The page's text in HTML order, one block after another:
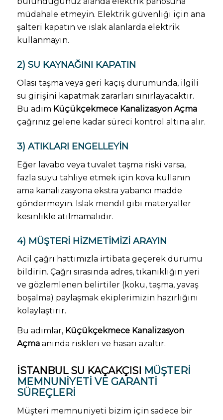
müdahale etmeyin. Elektrik güvenliği için ana
şalteri kapatın ve ıslak alanlarda elektrik
kullanmayın.
2) SU KAYNAĞINI KAPATIN
Olası taşma veya geri kaçış durumunda, ilgili
su girişini kapatmak zararları sınırlayacaktır.
Bu adım Küçükçekmece Kanalizasyon Açma
çağrınız gelene kadar süreci kontrol altına alır.
3) ATIKLARI ENGELLEYIN
Eğer lavabo veya tuvalet taşma riski varsa,
fazla suyu tahliye etmek için kova kullanın
ama kanalizasyona ekstra yabancı madde
göndermeyin. Islak mendil gibi materyaller
kesinlikle atılmamalıdır.
4) MÜŞTERI HIZMETIMIZI ARAYIN
Acil çağrı hattımızla irtibata geçerek durumu
bildirin. Çağrı sırasında adres, tıkanıklığın yeri
ve gözlemlenen belirtiler (koku, taşma, yavaş
boşalma) paylaşmak ekiplerimizin hazırlığını
kolaylaştırır.
Bu adımlar, Küçükçekmece Kanalizasyon
Açmaanında riskleri ve hasarı azaltır.
İSTANBUL SU KAÇAKÇISI MÜŞTERI
MEMNUNIYETI VE GARANTI
SÜREÇLERI
Müşteri memnuniyeti bizim için sadece bir